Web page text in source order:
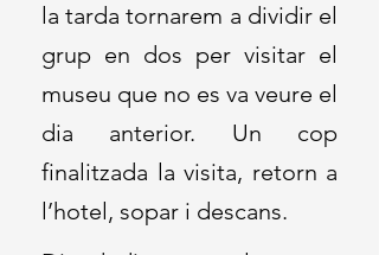
la tarda tornarem a dividir el
grup en dos per visitar el
museu que no es va veure el
dia anterior. Un cop
finalitzada la visita, retorn a
l’hotel, sopar i descans.